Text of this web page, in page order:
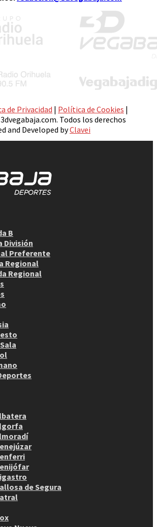
de Privacidad | Política de Cookies |
Todos los derechos
and Developed byClavei
B
División
Preferente
Regional
Regional
de Segura